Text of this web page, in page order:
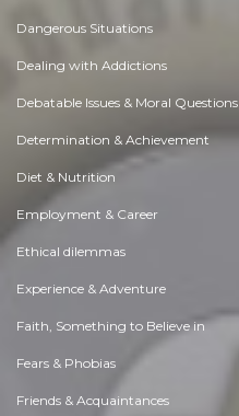
Dangerous Situations
Dealing with Addictions
Debatable Issues & Moral Questions
Determination & Achievement
Diet & Nutrition
Employment & Career
Ethical dilemmas
Experience & Adventure
Faith, Something to Believe in
Fears & Phobias
Friends & Acquaintances